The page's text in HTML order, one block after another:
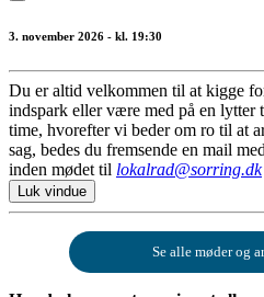
3. november 2026 - kl. 19:30
Du er altid velkommen til at kigge
indspark eller være med på en lytter
time, hvorefter vi beder om ro til at
sag, bedes du fremsende en mail
inden mødet til lokalrad@sorring.dk
Luk vindue
Se alle møder og